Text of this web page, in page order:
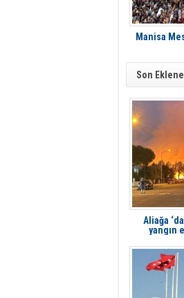
Manisa
Son
Aliağa
yangın